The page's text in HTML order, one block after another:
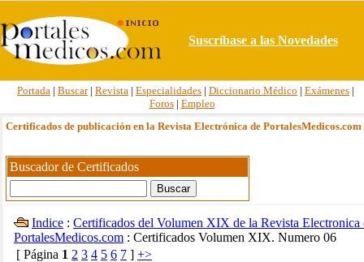
Suscríbase a las Novedades
Portada | Buscar| Revista | Especialidades | Diccionario Médico | Exámenes |
Foros| Empleo
Certificados de publicación en la Revista Electrónica de PortalesMedicos.com
Buscador de Certificados
Indice : Certificados del Volumen XIX de la Revista Electronica
PortalesMedicos.com : Certificados Volumen XIX. Numero 06
[ Página 1 2 3 4 5 6 7 ] +>